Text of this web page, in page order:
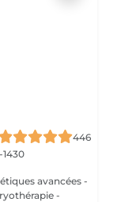
446
avancées -
-